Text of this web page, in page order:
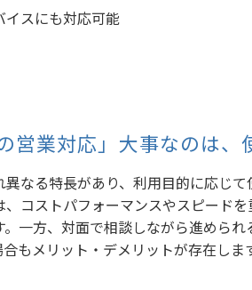
イスにも対応可能
営業対応」大事なのは、
なる特長があり、利用目的に応じて
コストパフォーマンスやスピード
一方、対面で相談しながら進めら
もメリット・デメリットが存在し